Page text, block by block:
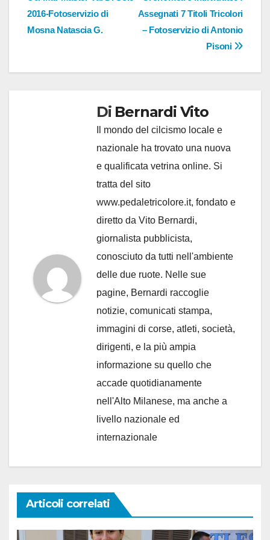
Assegnati 7 Titoli Tricolori
– Fotoservizio di Antonio
Pisoni
2016-Fotoservizio di
Mosna Natascia G.
Di Bernardi Vito
Il mondo del cilcismo locale e
nazionale ha trovato una nuova
e qualificata vetrina online. Si
tratta del sito
www.pedaletricolore.it, fondato e
diretto da Vito Bernardi,
giornalista pubblicista,
conosciuto da tutti nell'ambiente
delle due ruote. Nelle sue
pagine, Bernardi raccoglie
notizie, comunicati stampa,
immagini di corse, atleti, società,
dirigenti, e la più ampia
informazione su quello che
accade quotidianamente
nell'Alto Milanese, ma anche a
livello nazionale ed
internazionale
Articoli correlati